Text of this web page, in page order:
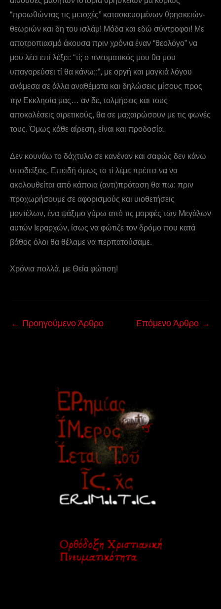
“προωθώντας τις μετοχές” κατασκευσμένων θρησκειών-
θεωριών και δη του ισλάμ! Μόδα και εδώ σύντροφοι! Με
αποτροπιασμό άκουσα πριν χρόνια έναν “θεολόγο” να
μου λέει επί λέξει: “τί; ο πνευματικός μου θα μου
υπαγορεύσει τί θα κάνω;;”, με οργή και μαγκιά λόγου
ανάμεσα σε άλλα αναθέματα και δηλώσεις μίσους προς
την Εκκλησία μας… αν δε, τολμήσεις και τους
αποκαλέσεις αιρετικούς, θα σε μαχαιρώσουν με τις φωνές
τους. Όμως κάθε αίρεση, είναι και προδοσία.
Δεν κουνάω το δάχτυλο σε κανέναν και σαφώς δεν κάνω
υποδείξεις. Επειδή όμως το τί λέμε πρέπει να να
ακολουθείται από κάποια (αντι)πρόταση θα πω: πριν
προχωρήσουμε σε αφορισμούς και υιοθετήσεις
μοντέλων, ένα ψάξιμο γύρω από τις μορφές των Μεγάλων
αυτών Ιεραρχών, ίσως να φώτιζε τον δρόμο που κατά
βάθος όλοι θα θέλαμε να περπατούσαμε.
Χρόνια πολλά, με Θεία φώτιση!
← Προηγούμενο Άρθρο Επόμενο Άρθρο →